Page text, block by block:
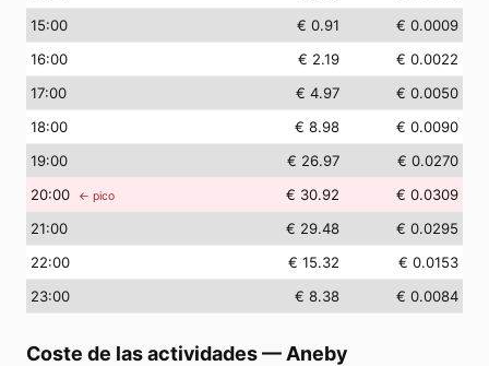
15:00 € 0.91
€ 0.0009
16:00 € 2.19
€ 0.0022
17:00 € 4.97
€ 0.0050
18:00 € 8.98
€ 0.0090
19:00 € 26.97
€ 0.0270
20:00 ← pico € 30.92
€ 0.0309
21:00 € 29.48
€ 0.0295
22:00 € 15.32
€ 0.0153
23:00 € 8.38 € 0.0084
Coste de las actividades— Aneby